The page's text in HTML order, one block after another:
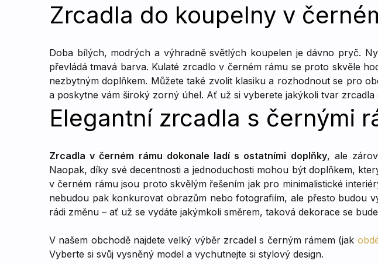
Zrcadla do koupelny v
Doba bílých, modrých a výhradně světlých koupelen je dávno pryč.
převládá tmavá barva. Kulaté zrcadlo v černém rámu se proto skvěle
nezbytným doplňkem. Můžete také zvolit klasiku a rozhodnout se pro
a poskytne vám široký zorný úhel. Ať už si vyberete jakýkoli tvar
Elegantní zrcadla s černými
Zrcadla v černém rámu dokonale ladí s ostatními doplňky, ale
Naopak, díky své decentnosti a jednoduchosti mohou být doplňkem,
v černém rámu jsou proto skvělým řešením jak pro minimalistické
nebudou pak konkurovat obrazům nebo fotografiím, ale přesto budou
rádi změnu – ať už se vydáte jakýmkoli směrem, taková dekorace se
V našem obchodě najdete velký výběr zrcadel s černým rámem (jak
Vyberte si svůj vysněný model a vychutnejte si stylový design.